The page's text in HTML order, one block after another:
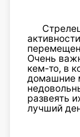
Очень
кем-то, в
домашние
развеять
лучший